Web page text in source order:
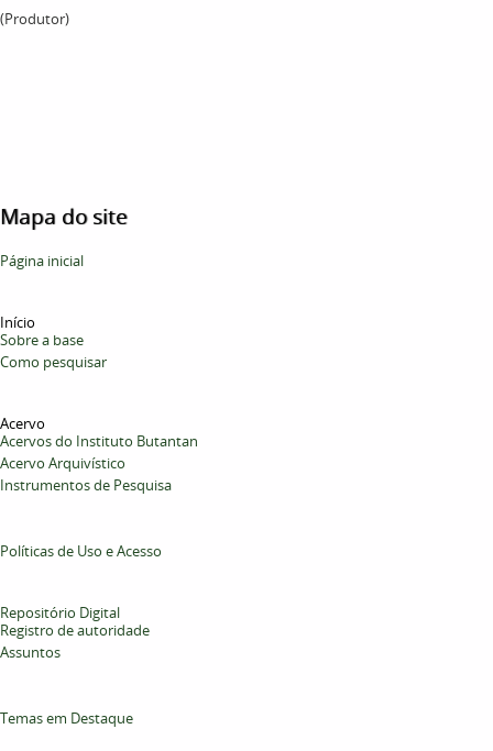
(Produtor)
Mapa do site
Página inicial
Início
Sobre a base
Como pesquisar
Acervo
Acervos do Instituto Butantan
Acervo Arquivístico
Instrumentos de Pesquisa
Políticas de Uso e Acesso
Repositório Digital
Registro de autoridade
Assuntos
Temas em Destaque